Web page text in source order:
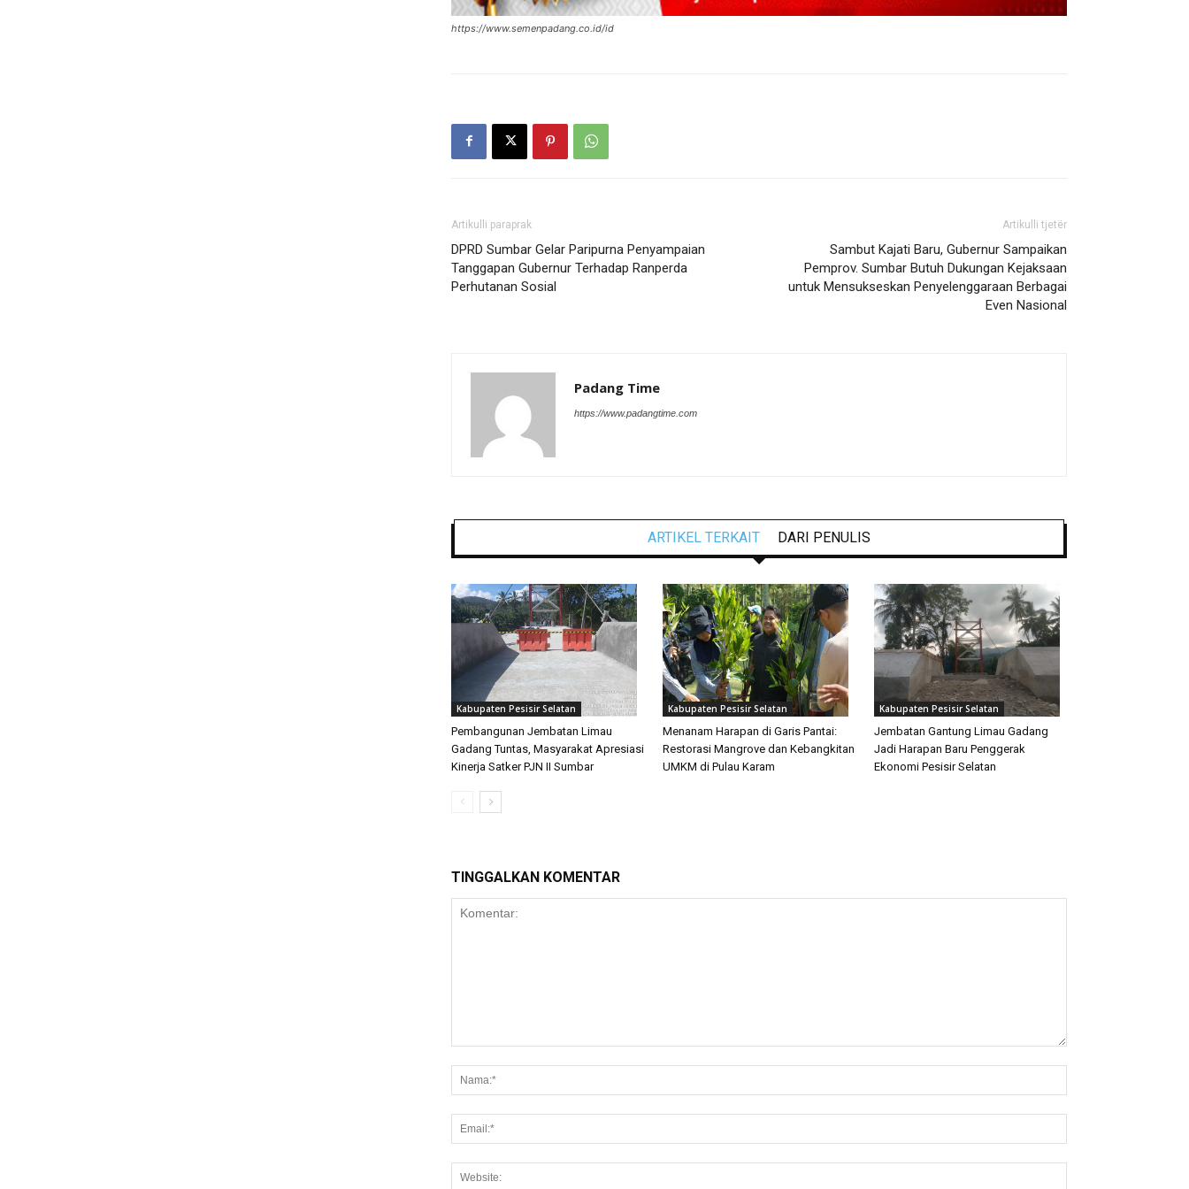
https://www.semenpadang.co.id/id
Artikulli paraprak
DPRD Sumbar Gelar Paripurna Penyampaian
Tanggapan Gubernur Terhadap Ranperda
Perhutanan Sosial
Artikulli tjetër
Sambut Kajati Baru, Gubernur Sampaikan
Pemprov. Sumbar Butuh Dukungan Kejaksaan
untuk Mensukseskan Penyelenggaraan Berbagai
Even Nasional
Padang Time
https://www.padangtime.com
ARTIKEL TERKAIT DARI PENULIS
Kabupaten Pesisir Selatan
Pembangunan Jembatan Limau
Gadang Tuntas, Masyarakat Apresiasi
Kinerja Satker PJN II Sumbar
Kabupaten Pesisir Selatan
Menanam Harapan di Garis Pantai:
Restorasi Mangrove dan Kebangkitan
UMKM di Pulau Karam
Kabupaten Pesisir Selatan
Jembatan Gantung Limau Gadang
Jadi Harapan Baru Penggerak
Ekonomi Pesisir Selatan
TINGGALKAN KOMENTAR